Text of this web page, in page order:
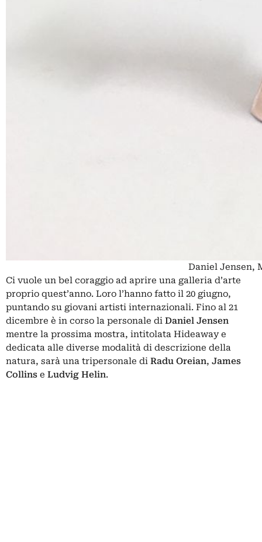
Daniel Jensen,
Ci vuole un bel coraggio ad aprire una galleria d’arte
proprio quest’anno. Loro l’hanno fatto il 20 giugno,
puntando su giovani artisti internazionali. Fino al 21
dicembre è in corso la personale di Daniel Jensen
mentre la prossima mostra, intitolata Hideaway e
dedicata alle diverse modalità di descrizione della
natura, sarà una tripersonale di Radu Oreian, James
Collins e Ludvig Helin.